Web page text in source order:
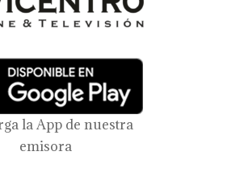
la App de nuestra
emisora